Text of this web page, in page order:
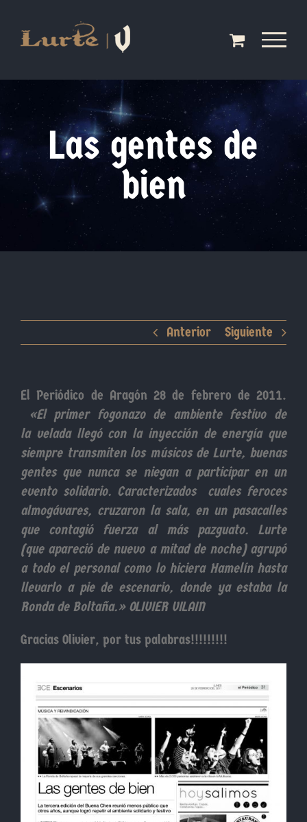
contenido
Las gentes de
bien
Anterior Siguiente
El Periódico de Aragón 28 de febrero de 2011.
«El primer fogonazo de ambiente festivo de
la velada llegó con la inyección de energía que
siempre transmiten los músicos de Lurte, buenas
gentes que nunca se niegan a participar en un
evento solidario. Caracterizados cuales feroces
almogávares, cruzaron la sala, en un pasacalles
que contagió fuerza al más pazguato. Lurte
(que apareció de nuevo a mitad de noche) agrupó
a todo el personal como lo hiciera Hamelín hasta
llevarlo a pie de escenario, donde ya estaba la
Ronda de Boltaña.» OLIVIER VILAIN
Gracias Olivier, por tus palabras!!!!!!!!!